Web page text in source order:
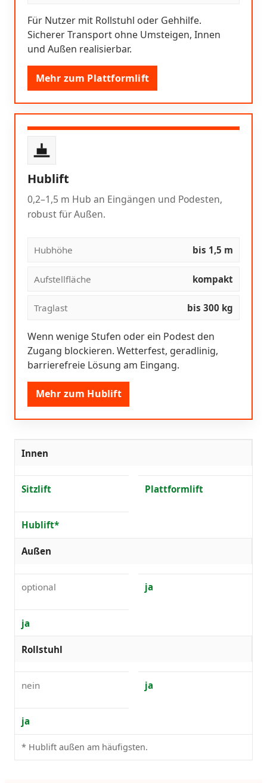
Für Nutzer mit Rollstuhl oder Gehhilfe.
Sicherer Transport ohne Umsteigen, Innen
und Außen realisierbar.
Mehr zum Plattformlift
Hublift
0,2–1,5 m Hub an Eingängen und Podesten,
robust für Außen.
Hubhöhe bis 1,5 m
Aufstellfläche kompakt
Traglast bis 300 kg
Wenn wenige Stufen oder ein Podest den
Zugang blockieren. Wetterfest, geradlinig,
barrierefreie Lösung am Eingang.
Mehr zum Hublift
Innen
Sitzlift Plattformlift
Hublift*
Außen
optional ja
ja
Rollstuhl
nein ja
ja
* Hublift außen am häufigsten.